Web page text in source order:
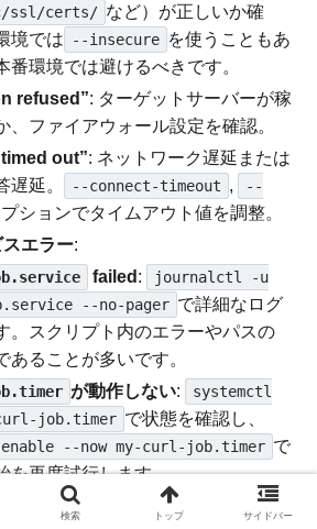
ssl/certs/ など）が正しいか確
境では
--insecure を使うこともあ
番環境では避けるべきです。
refused”: ターゲットサーバーが稼
、ファイアウォール設定を確認。
out”: ネットワーク遅延または
遅延。
--connect-timeout ,
--
ションでタイムアウト値を調整。
エラー:
failed :
journalctl -u
--no-pager で詳細なログ
。スクリプト内のエラーやパスの
あることが多いです。
が動作しない:
systemctl
job.timer で状態を確認し、
--now my-curl-job.timer で
を再度試行します。
パスの問題
: スクリプトのフルパスが
検索 トップ サイドバー